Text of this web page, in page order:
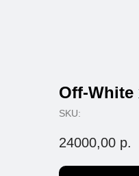
Off-White
SKU:
24000,00 р.